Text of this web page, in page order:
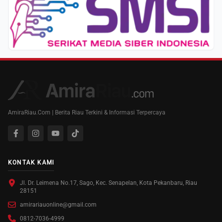
AmiraRiau.Com | Berita Riau Terkini & Informasi Terpercaya
KONTAK KAMI
Jl. Dr. Leimena No.17, Sago, Kec. Senapelan, Kota Pekanbaru, Riau
28151
amirariauonline@gmail.com
0812-7036-4999